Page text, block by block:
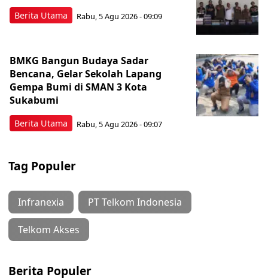
Berita Utama Rabu, 5 Agu 2026 - 09:09
Berita Utama
BMKG Bangun Budaya Sadar
Bencana, Gelar Sekolah Lapang
Gempa Bumi di SMAN 3 Kota
Sukabumi
Rabu, 5 Agu 2026 - 09:07
Tag Populer
Infranexia PT Telkom Indonesia
Telkom Akses
Berita Populer